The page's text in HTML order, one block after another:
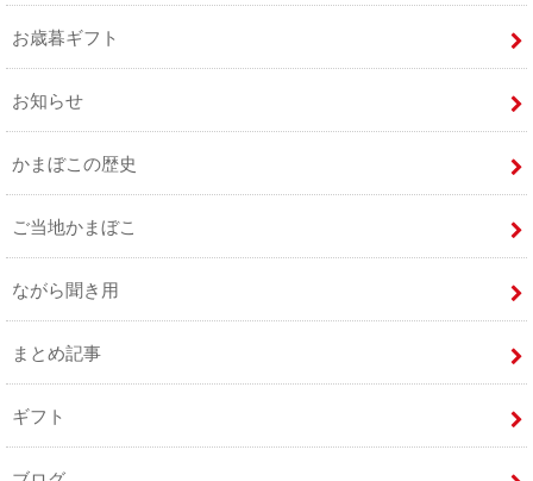
お歳暮ギフト
お知らせ
かまぼこの歴史
ご当地かまぼこ
ながら聞き用
まとめ記事
ギフト